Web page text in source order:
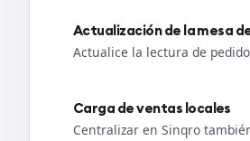
Actualización de la mesa
Actualice la lectura de
Carga de ventas locales
Centralizar en Sinqro